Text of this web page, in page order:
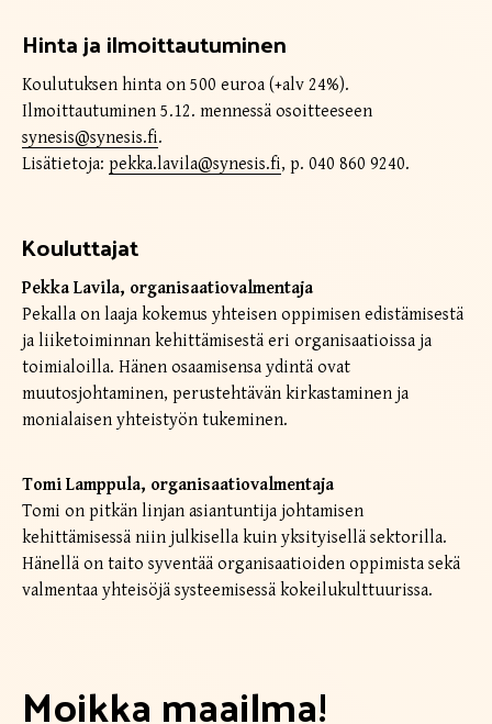
Hinta ja ilmoittautuminen
Koulutuksen hinta on 500 euroa (+alv 24%).
Ilmoittautuminen 5.12. mennessä osoitteeseen
synesis@synesis.fi.
Lisätietoja: pekka.lavila@synesis.fi, p. 040 860 9240.
Kouluttajat
Pekka Lavila, organisaatiovalmentaja
Pekalla on laaja kokemus yhteisen oppimisen edistämisestä
ja liiketoiminnan kehittämisestä eri organisaatioissa ja
toimialoilla. Hänen osaamisensa ydintä ovat
muutosjohtaminen, perustehtävän kirkastaminen ja
monialaisen yhteistyön tukeminen.
Tomi Lamppula, organisaatiovalmentaja
Tomi on pitkän linjan asiantuntija johtamisen
kehittämisessä niin julkisella kuin yksityisellä sektorilla.
Hänellä on taito syventää organisaatioiden oppimista sekä
valmentaa yhteisöjä systeemisessä kokeilukulttuurissa.
Moikka maailma!